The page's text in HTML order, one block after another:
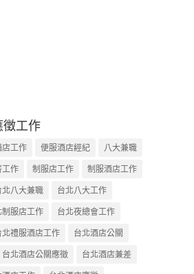
徵工作
工作 便服酒店經紀
八大兼職
作 制服店工作
制服酒店工作
北八大兼職
台北八大工作
制服店工作
台北夜總會工作
北禮服酒店工作
台北酒店公關
台北酒店公關應徵
台北酒店兼差